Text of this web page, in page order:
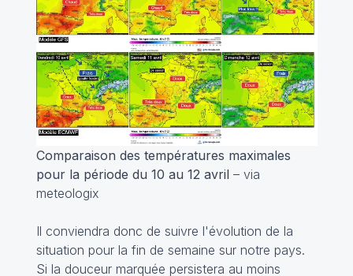
Comparaison des températures maximales
pour la période du 10 au 12 avril – via
meteologix
Il conviendra donc de suivre l'évolution de la
situation pour la fin de semaine sur notre pays.
Si la douceur marquée persistera au moins